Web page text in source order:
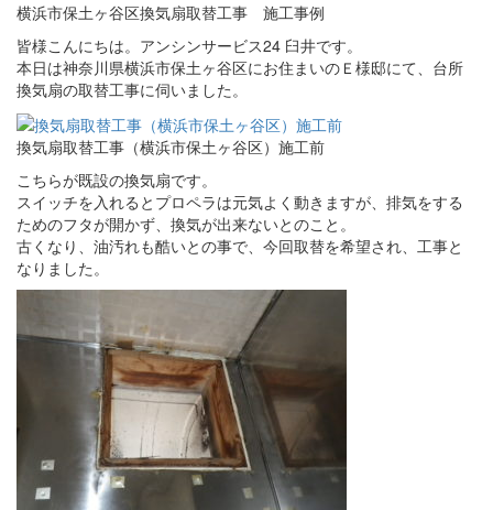
横浜市保土ヶ谷区換気扇取替工事 施工事例
皆様こんにちは。アンシンサービス24 臼井です。
本日は神奈川県横浜市保土ヶ谷区にお住まいのＥ様邸にて、台所
換気扇の取替工事に伺いました。
換気扇取替工事（横浜市保土ヶ谷区）施工前
こちらが既設の換気扇です。
スイッチを入れるとプロペラは元気よく動きますが、排気をする
ためのフタが開かず、換気が出来ないとのこと。
古くなり、油汚れも酷いとの事で、今回取替を希望され、工事と
なりました。